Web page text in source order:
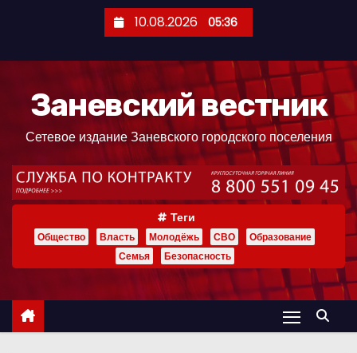
ж
10.08.2026 05:36
Заневский вестник
Сетевое издание Заневского городского поселения
Теги
Общество Власть Молодёжь СВО
Образование
Семья
Безопасность